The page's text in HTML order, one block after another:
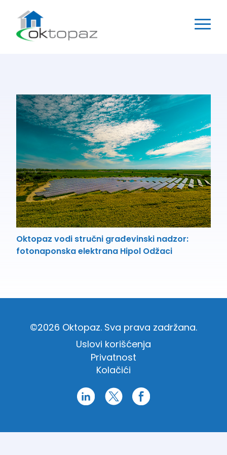
Oktopaz vodi stručni građevinski nadzor:
fotonaponska elektrana Hipol Odžaci
©2026 Oktopaz. Sva prava zadržana.
Uslovi korišćenja
Privatnost
Kolačići